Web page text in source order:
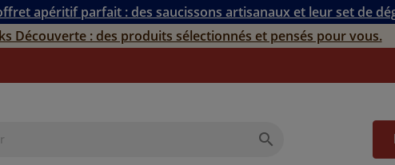
apéritif parfait : des saucissons artisanaux et leur set de
Découverte : des produits sélectionnés et pensés pour vous.
search